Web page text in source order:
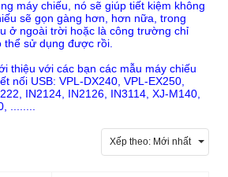
máy chiếu, nó sẽ giúp tiết kiệm không
sẽ gọn gàng hơn, hơn nữa, trong
ở ngoài trời hoặc là công trường chỉ
thể sử dụng được rồi.
thiệu với các bạn các mẫu máy chiếu
nối USB: VPL-DX240, VPL-EX250,
IN2124, IN2126, IN3114, XJ-M140,
........
Xếp theo: Mới nhất